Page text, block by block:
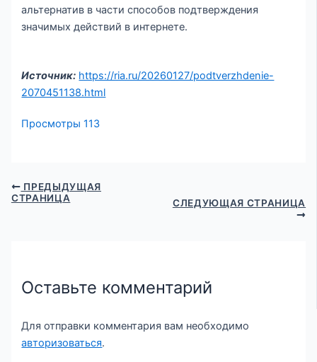
альтернатив в части способов подтверждения
значимых действий в интернете.
Источник: https://ria.ru/20260127/podtverzhdenie-
2070451138.html
Просмотры 113
ПРЕДЫДУЩАЯ
СТРАНИЦА
СЛЕДУЮЩАЯ СТРАНИЦА
Оставьте комментарий
Для отправки комментария вам необходимо
авторизоваться.